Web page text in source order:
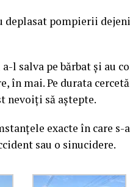
pompierii
salva pe bărbat și au
în mai. Pe durata
nevoiți să aștepte.
exacte în care s-
sau o sinucidere.